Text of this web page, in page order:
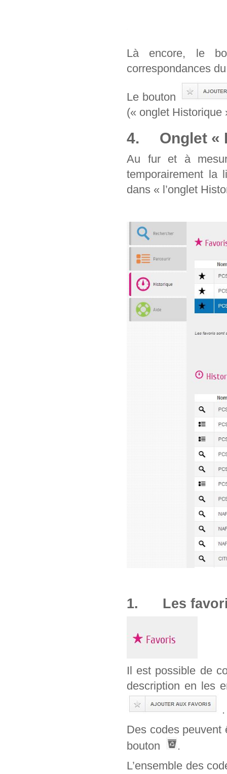
Là encore, le
correspondances
Le bouton
(« onglet Historique
4. Onglet «
Au fur et à
temporairement la
dans « l’onglet
1. Les
Il est possible de
description en les
.
Des codes peuvent
bouton
.
L’ensemble des